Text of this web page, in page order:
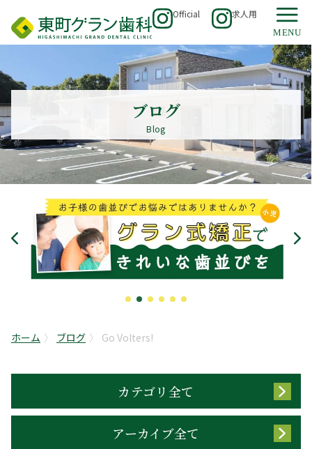
Official 求人用
ブログ
Blog
ホーム ブログ Go Volters!
カテゴリ全て
アーカイブ全て